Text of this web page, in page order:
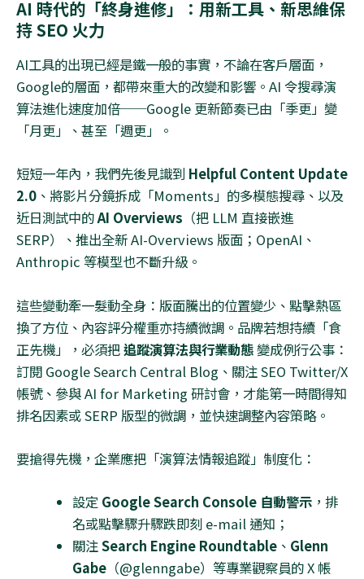
AI 時代的「終身進修」：用新工具、新思維保
持SEO 火力
AI工具的出現已經是鐵一般的事實，不論在客戶層面，
Google的層面，都帶來重大的改變和影響。 AI 令搜尋演
算法進化速度加倍──Google 更新節奏已由「季更」變
「月更」、甚至「週更」。
短短一年內，我們先後見識到 Helpful Content Update
2.0 、將影片分鏡拆成「Moments」的多模態搜尋、以及
近日測試中的AI Overviews （把 LLM 直接嵌進
SERP）、推出全新AI-Overviews 版面； OpenAI 、
Anthropic 等模型也不斷升級。
這些變動牽一髮動全身：版面騰出的位置變少、點擊熱區
換了方位、內容評分權重亦持續微調。品牌若想持續「食
正先機」，必須把追蹤演算法與行業動態變成例行公事：
訂閱 Google Search Central Blog 、關注SEO Twitter/X
帳號、參與AI for Marketing 研討會，才能第一時間得知
排名因素或SERP 版型的微調，並快速調整內容策略。
要搶得先機，企業應把「演算法情報追蹤」制度化：
設定 Google Search Console 自動警示 ，排
名或點擊驟升驟跌即刻 e-mail 通知；
關注Search Engine Roundtable 、 Glenn
Gabe （@glenngabe）等專業觀察員的X 帳